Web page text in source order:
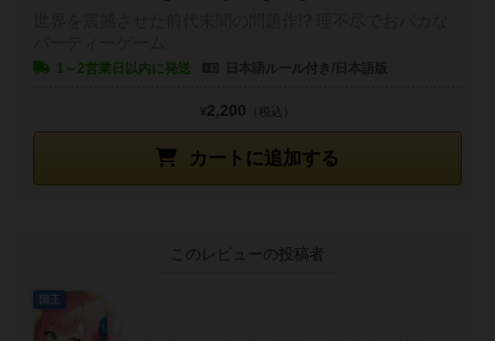
1～2営業日以内に発送
カートに追加する
¥2,200 （税込）
このレビューの投稿者
国王